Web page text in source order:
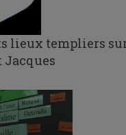
lieux templiers
Jacques